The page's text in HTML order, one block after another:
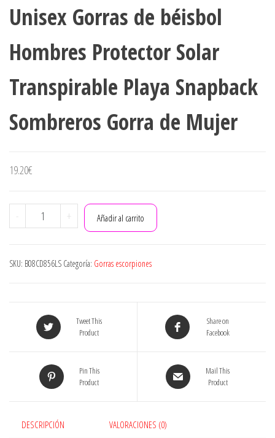
Unisex Gorras de béisbol
Hombres Protector Solar
Transpirable Playa Snapback
Sombreros Gorra de Mujer
19.20€
-
PKYGXZ
Brillante
Escorpión
Gorras
béisbol
Protector
Solar
Snapback
+ Añadir al carrito
SKU: B08CD856LS Categoría: Gorras escorpiones
Tweet This
Product
Share on
Facebook
Pin This
Product
Mail This
Product
DESCRIPCIÓN VALORACIONES (0)